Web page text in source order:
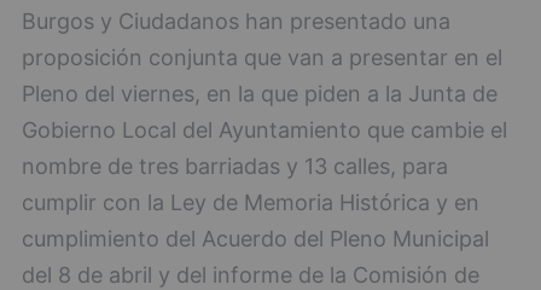
Burgos y Ciudadanos han presentado una
proposición conjunta que van a presentar en el
Pleno del viernes, en la que piden a la Junta de
Gobierno Local del Ayuntamiento que cambie el
nombre de tres barriadas y 13 calles, para
cumplir con la Ley de Memoria Histórica y en
cumplimiento del Acuerdo del Pleno Municipal
del 8 de abril y del informe de la Comisión de